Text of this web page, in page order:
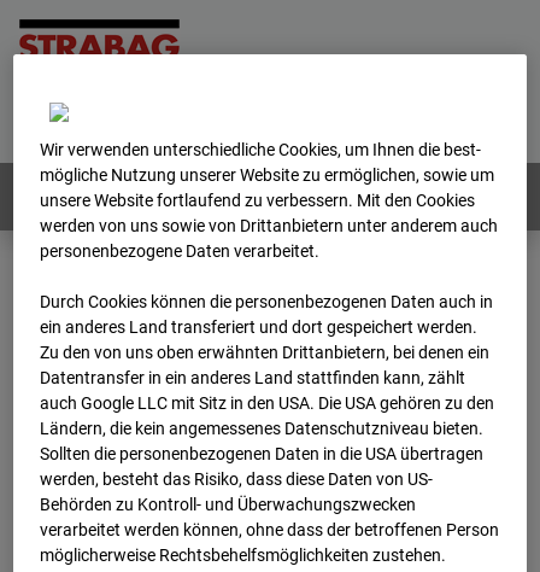
Home
Webcams: Alle Länder
Home
Deutschland
BC-162 - Strabag - BV-H3ö
Archiv
BC-162 - Strabag - BV-
H3ö
Buchholzerstraße 102, 30655 Hannover
Zur Übersicht
Wir verwenden unterschiedliche Cookies, um Ihnen die best­
mögliche Nutzung unserer Website zu ermöglichen, sowie um
unsere Website fortlaufend zu verbessern. Mit den Cookies
werden von uns sowie von Drittanbietern unter anderem auch
personenbezogene Daten verarbeitet.
Durch Cookies können die personenbezogenen Daten auch in
ein anderes Land transferiert und dort gespeichert werden.
Zu den von uns oben erwähnten Drittanbietern, bei denen ein
Datentransfer in ein anderes Land stattfinden kann, zählt
auch Google LLC mit Sitz in den USA. Die USA gehören zu den
Ländern, die kein angemessenes Datenschutzniveau bieten.
Sollten die personenbezogenen Daten in die USA übertragen
werden, besteht das Risiko, dass diese Daten von US-
Behörden zu Kontroll- und Überwachungszwecken
verarbeitet werden können, ohne dass der betroffenen Person
möglicherweise Rechtsbehelfsmöglichkeiten zustehen.